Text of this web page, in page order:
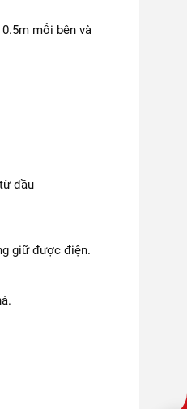
mỗi bên và
đầu
giữ được điện.